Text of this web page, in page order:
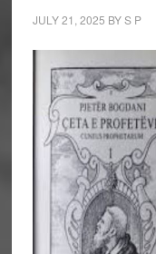
JULY 21, 2025 BYS P